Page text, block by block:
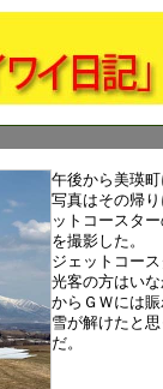
午後から美瑛町
写真はその帰
ットコースタ
を撮影した。
ジェットコー
光客の方はい
からＧＷには賑
雪が解けたと
だ。